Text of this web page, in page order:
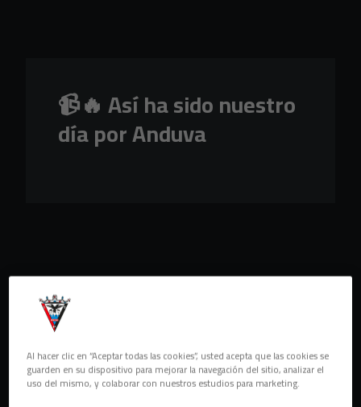
📹🔥 Así ha sido nuestro
día por Anduva
Al hacer clic en “Aceptar todas las cookies”, usted acepta que las cookies se
guarden en su dispositivo para mejorar la navegación del sitio, analizar el
uso del mismo, y colaborar con nuestros estudios para marketing.